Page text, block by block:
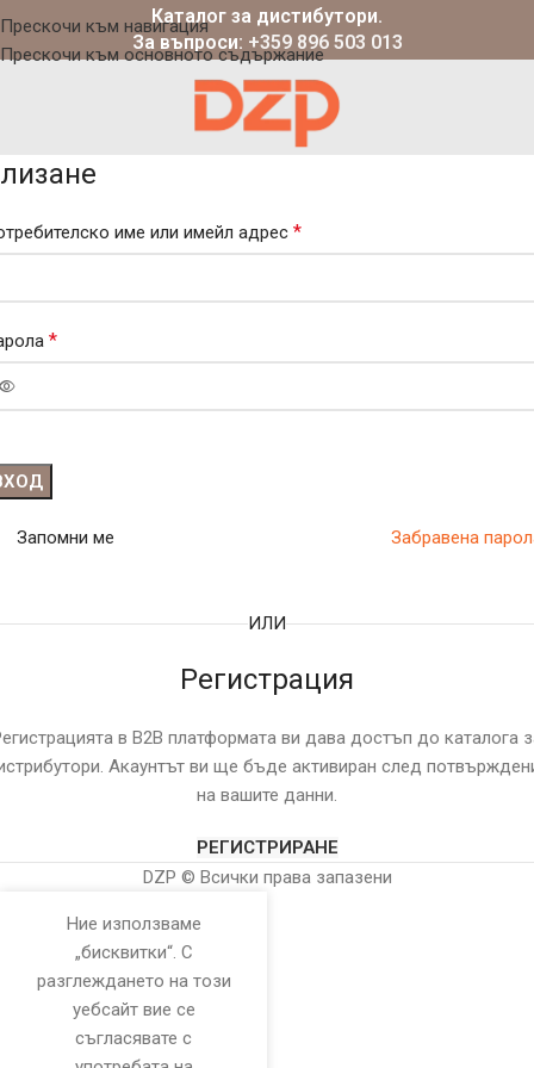
Прескочи към навигация
Прескочи към основното съдържание
Каталог за дистибутори.
За въпроси: +359 896 503 013
име или имейл адрес *
*
Забравена
Запомни ме
ИЛИ
Регистрация
в B2B платформата ви дава достъп до каталога
Акаунтът ви ще бъде активиран след
на вашите данни.
РЕГИСТРИРАНЕ
DZP © Всички права запазени
Ние използваме
„бисквитки“. С
разглеждането на този
уебсайт вие се
съгласявате с